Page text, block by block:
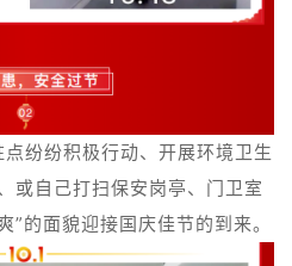
点纷纷积极行动、开展环境卫生
或自己打扫保安岗亭、门卫室
”的面貌迎接国庆佳节的到来。